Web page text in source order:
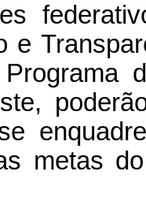
e
as